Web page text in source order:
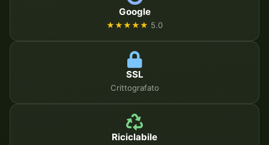
Google
★★★★★ 5.0
SSL
Crittografato
Riciclabile